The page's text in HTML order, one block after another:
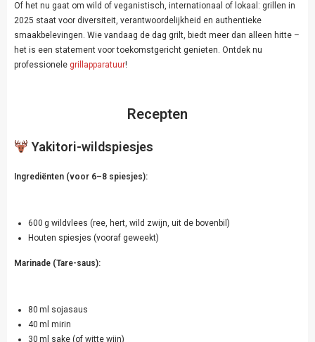
Of het nu gaat om wild of veganistisch, internationaal of lokaal: grillen in
2025 staat voor diversiteit, verantwoordelijkheid en authentieke
smaakbelevingen. Wie vandaag de dag grilt, biedt meer dan alleen hitte –
het is een statement voor toekomstgericht genieten. Ontdek nu
professionele grillapparatuur!
Recepten
Yakitori-wildspiesjes
Ingrediënten (voor 6–8 spiesjes):
600 g wildvlees (ree, hert, wild zwijn, uit de bovenbil)
Houten spiesjes (vooraf geweekt)
Marinade (Tare-saus):
80 ml sojasaus
40 ml mirin
30 ml sake (of witte wijn)